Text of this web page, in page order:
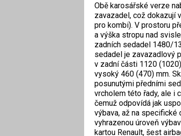
Obě karosářské verze
zavazadel, což dokazují
pro kombi). V prostoru
a výška stropu nad
zadních sedadel 1480/
sedadel je zavazadlový
v zadní části 1120
vysoký 460 (470) mm.
posunutými předními
vrcholem této řady, ale i
čemuž odpovídá jak
výbava, až na specifické
vyhrazenou úroveň
kartou Renault, šest